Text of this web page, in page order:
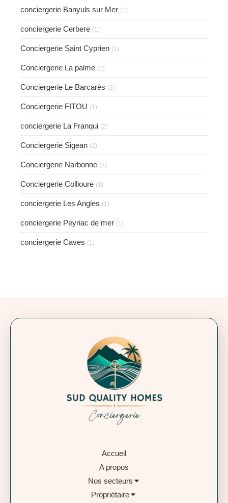
conciergerie Banyuls sur Mer (1)
conciergerie Cerbere (1)
Conciergerie Saint Cyprien (1)
Conciergerie La palme (2)
Conciergerie Le Barcarès (2)
Conciergerie FITOU (1)
conciergerie La Franqui (2)
Conciergerie Sigean (2)
Conciergerie Narbonne (3)
Conciergerie Collioure (3)
conciergerie Les Angles (1)
conciergerie Peyriac de mer (1)
conciergerie Caves (1)
Accueil
A propos
Nos secteurs
Propriétaire